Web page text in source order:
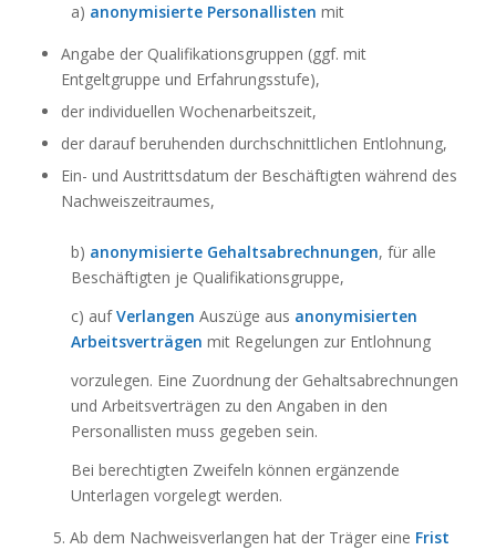
a) anonymisierte Personallisten mit
Angabe der Qualifikationsgruppen (ggf. mit
Entgeltgruppe und Erfahrungsstufe),
der individuellen Wochenarbeitszeit,
der darauf beruhenden durchschnittlichen Entlohnung,
Ein- und Austrittsdatum der Beschäftigten während des
Nachweiszeitraumes,
b) anonymisierte Gehaltsabrechnungen, für alle
Beschäftigten je Qualifikationsgruppe,
c) aufVerlangen Auszüge aus anonymisierten
Arbeitsverträgen mit Regelungen zur Entlohnung
vorzulegen. Eine Zuordnung der Gehaltsabrechnungen
und Arbeitsverträgen zu den Angaben in den
Personallisten muss gegeben sein.
Bei berechtigten Zweifeln können ergänzende
Unterlagen vorgelegt werden.
Ab dem Nachweisverlangen hat der Träger eine Frist